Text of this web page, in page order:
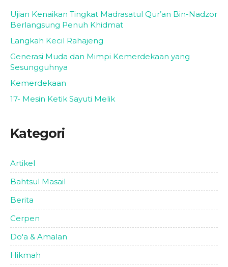
Ujian Kenaikan Tingkat Madrasatul Qur’an Bin-Nadzor
Berlangsung Penuh Khidmat
Langkah Kecil Rahajeng
Generasi Muda dan Mimpi Kemerdekaan yang
Sesungguhnya
Kemerdekaan
17- Mesin Ketik Sayuti Melik
Kategori
Artikel
Bahtsul Masail
Berita
Cerpen
Do'a & Amalan
Hikmah